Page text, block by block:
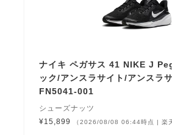
ナイキ ペガサス 41 NIKE J
ック/アンスラサイト/アンスラ
FN5041-001
シューズナッツ
¥15,899
（2026/08/08 06:44時点 | 楽